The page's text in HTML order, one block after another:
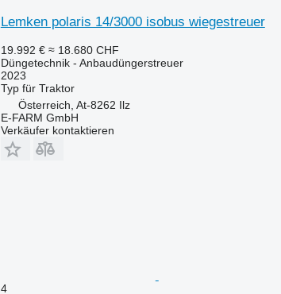
Lemken polaris 14/3000 isobus wiegestreuer
19.992 € ≈ 18.680 CHF
Düngetechnik - Anbaudüngerstreuer
2023
Typ für Traktor
Österreich, At-8262 Ilz
E-FARM GmbH
Verkäufer kontaktieren
4